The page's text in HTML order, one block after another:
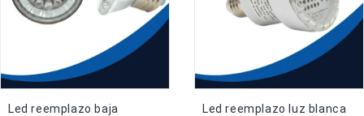
Led reemplazo baja
Led reemplazo luz blanca